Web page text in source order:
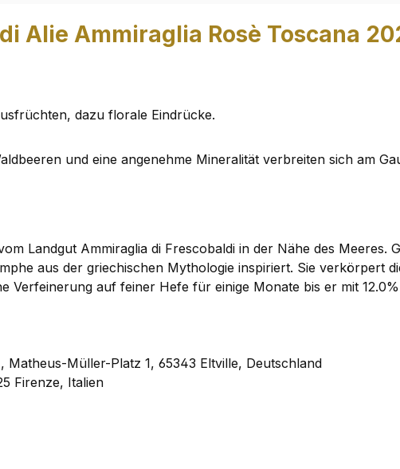
Alie Ammiraglia Rosè Toscana
dazu florale Eindrücke.
und eine angenehme Mineralität verbreiten sich am
Landgut Ammiraglia di Frescobaldi in der Nähe des Meeres.
aus der griechischen Mythologie inspiriert. Sie verkörpert
Verfeinerung auf feiner Hefe für einige Monate bis er mit
Müller-Platz 1, 65343 Eltville, Deutschland
Firenze, Italien